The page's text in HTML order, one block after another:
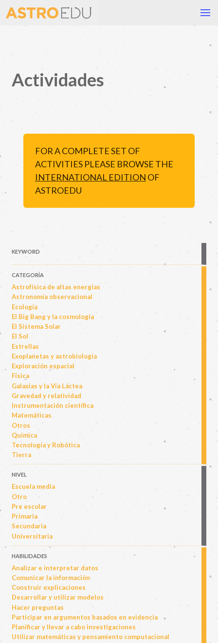
Actividades
FOR A COMPLETE SET OF
ACTIVITIES PLEASE BROWSE THE
INTERNATIONAL EDITION OF
ASTROEDU
KEYWORD
CATEGORÍA
Astrofísica de altas energías
Astronomía observacional
Ecología
El Big Bang y la cosmología
El Sistema Solar
El Sol
Estrellas
Exoplanetas y astrobiología
Exploración espacial
Física
Galaxias y la Vía Láctea
Gravedad y relatividad
Instrumentación científica
Matemáticas
Otros
Química
Tecnología y Robótica
Tierra
NIVEL
Escuela media
Otro
Pre escolar
Primaria
Secundaria
Universitaria
HABILIDADES
Analizar e interpretar datos
Comunicar la información
Construir explicaciones
Desarrollar y utilizar modelos
Hacer preguntas
Participar en argumentos basados en evidencia
Planificar y llevar a cabo investigaciones
Utilizar matemáticas y pensamiento computacional